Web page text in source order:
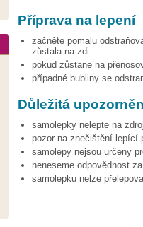
Příprava na lepení
začněte pomalu
zůstala na zdi
pokud zůstane na
případné bubliny se
Důležitá
samolepky nelepte na
pozor na znečištění lepící
samolepy nejsou určeny
neneseme odpovědnost
samolepku nelze